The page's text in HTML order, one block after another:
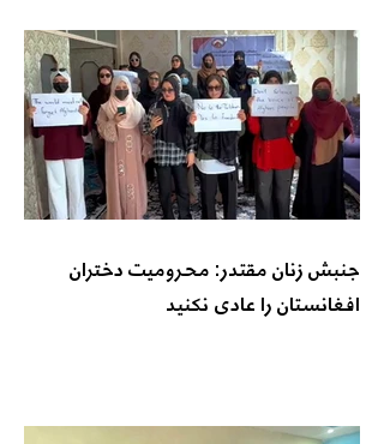
جنبش زنان مقتدر: محرومیت دختران
افغانستان را عادی نکنید